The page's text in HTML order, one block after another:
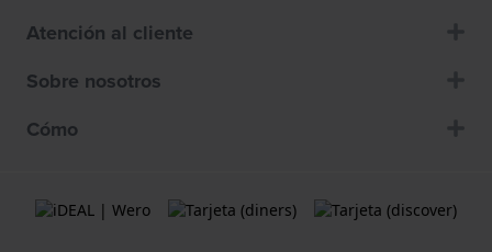
Atención al cliente
Sobre nosotros
Cómo